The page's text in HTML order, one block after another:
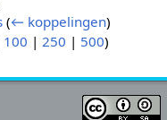
(← koppelingen)
100 | 250 | 500)